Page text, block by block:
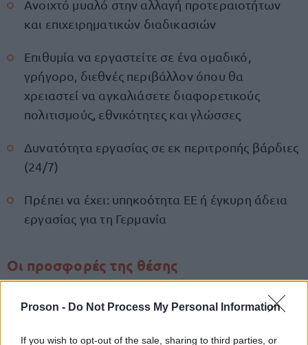
Proson - Do Not Process My Personal Information
If you wish to opt-out of the sale, sharing to third parties, or
Ανοιχτό μυαλό στην αλλαγή προτεραιοτήτων
και επιχειρηματικών διαδικασιών
Επιθυμία να εργαστείτε σε ένα ομαδικό,
γρήγορο, διεθνές περιβάλλον όπου θα
χρειαστεί να αγκαλιάσετε διαφορετικούς
πολιτισμούς, εθνικότητες και γλώσσες
Δυνατότητα εργασίας σε εκ περιτροπής βάρδιες
(24/7)
Πρέπει να έχει: υπηκοότητα ΕΕ ή έγκυρη άδεια
εργασίας για τη Γερμανία
Οι προσφορές της θέσης
ψηφιακό κόσμο, κάνοντας τα μέσα κοινωνικής
δικτύωσης πιο ασφαλή